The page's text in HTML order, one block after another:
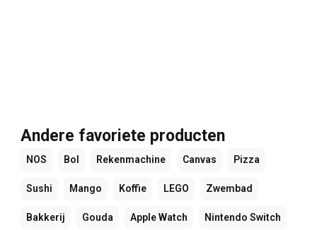
Andere favoriete producten
NOS Bol Rekenmachine Canvas Pizza
Sushi Mango Koffie LEGO Zwembad
Bakkerij Gouda Apple Watch Nintendo Switch